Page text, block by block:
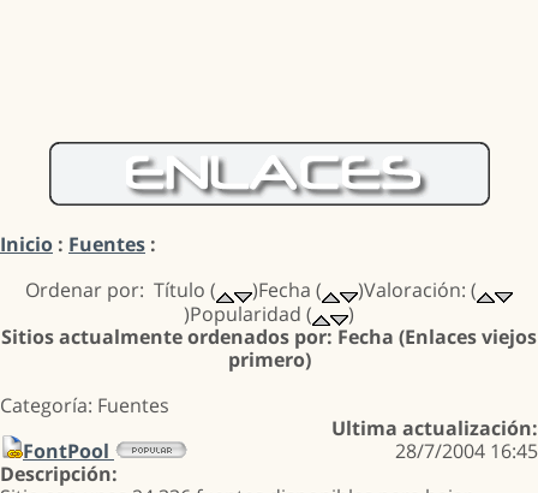
Inicio : Fuentes :
Ordenar por: Título (
)Fecha (
)Valoración: (
)Popularidad (
)
Sitios actualmente ordenados por: Fecha (Enlaces viejos
primero)
Categoría: Fuentes
FontPool
Ultima actualización:
28/7/2004 16:45
Descripción: